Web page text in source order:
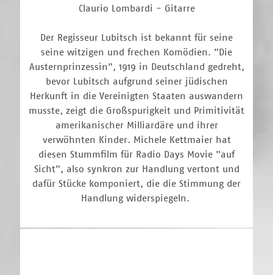
Claurio Lombardi - Gitarre
Der Regisseur Lubitsch ist bekannt für seine
seine witzigen und frechen Komödien. "Die
Austernprinzessin", 1919 in Deutschland gedreht,
bevor Lubitsch aufgrund seiner jüdischen
Herkunft in die Vereinigten Staaten auswandern
musste, zeigt die Großspurigkeit und Primitivität
amerikanischer Milliardäre und ihrer
verwöhnten Kinder. Michele Kettmaier hat
diesen Stummfilm für Radio Days Movie "auf
Sicht", also synkron zur Handlung vertont und
dafür Stücke komponiert, die die Stimmung der
Handlung widerspiegeln.